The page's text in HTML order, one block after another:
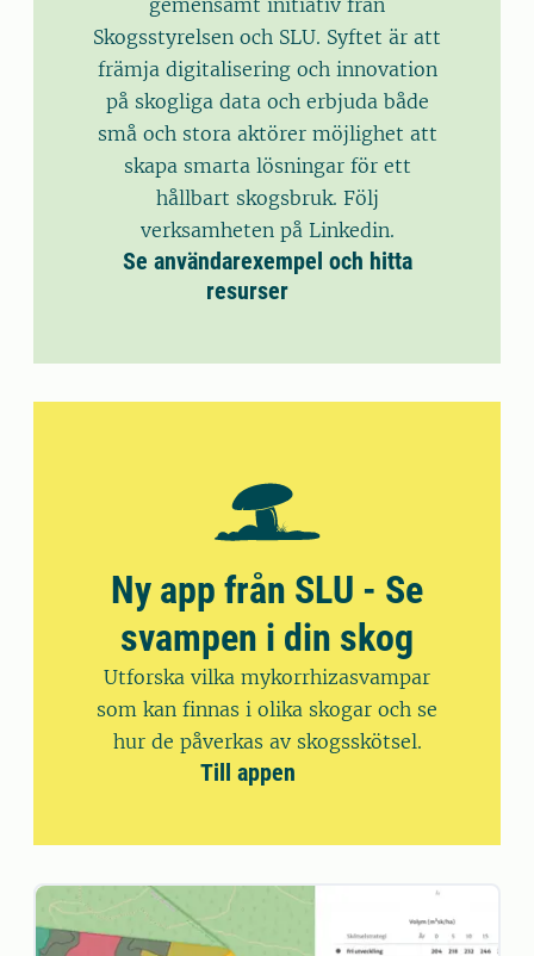
Skogsstyrelsen och SLU. Syftet är att
främja digitalisering och innovation
på skogliga data och erbjuda både
små och stora aktörer möjlighet att
skapa smarta lösningar för ett
hållbart skogsbruk. Följ
verksamheten på Linkedin.
Se användarexempel och hitta
resurser
Ny app från SLU - Se
svampen i din skog
Utforska vilka mykorrhizasvampar
som kan finnas i olika skogar och se
hur de påverkas av skogsskötsel.
Till appen